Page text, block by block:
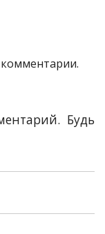
Будь